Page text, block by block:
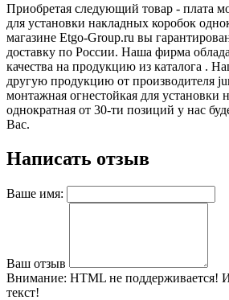
Приобретая следующий товар - плата
для установки накладных коробок
магазине Etgo-Group.ru вы
доставку по России. Наша фирма
качества на продукцию из каталога .
другую продукцию от производителя
монтажная огнестойкая для установки
однократная от 30-ти позиций у нас
Вас.
Написать отзыв
Ваше имя:
Ваш отзыв
Внимание: HTML не поддерживается!
текст!